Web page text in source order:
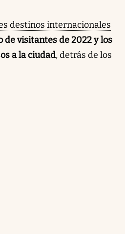
destinos internacionales
de visitantes de 2022 y los
a la ciudad, detrás de los